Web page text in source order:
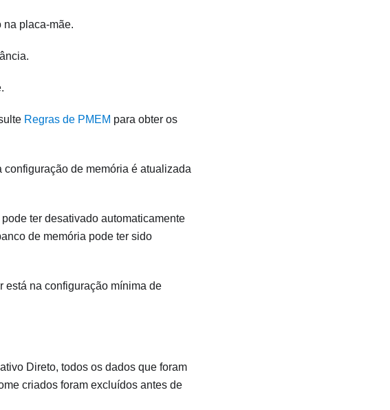
na placa-mãe.
Regras de PMEM para obter os
de memória é atualizada
ter desativado automaticamente
de memória pode ter sido
está na configuração mínima de
Direto, todos os dados que foram
criados foram excluídos antes de